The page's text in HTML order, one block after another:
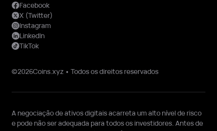
©2026Coins.xyz • Todos os direitos reservados
Facebook
X (Twitter)
Instagram
LinkedIn
TikTok
A negociação de ativos digitais acarreta um alto nível de risco
e pode não ser adequada para todos os investidores. Antes de